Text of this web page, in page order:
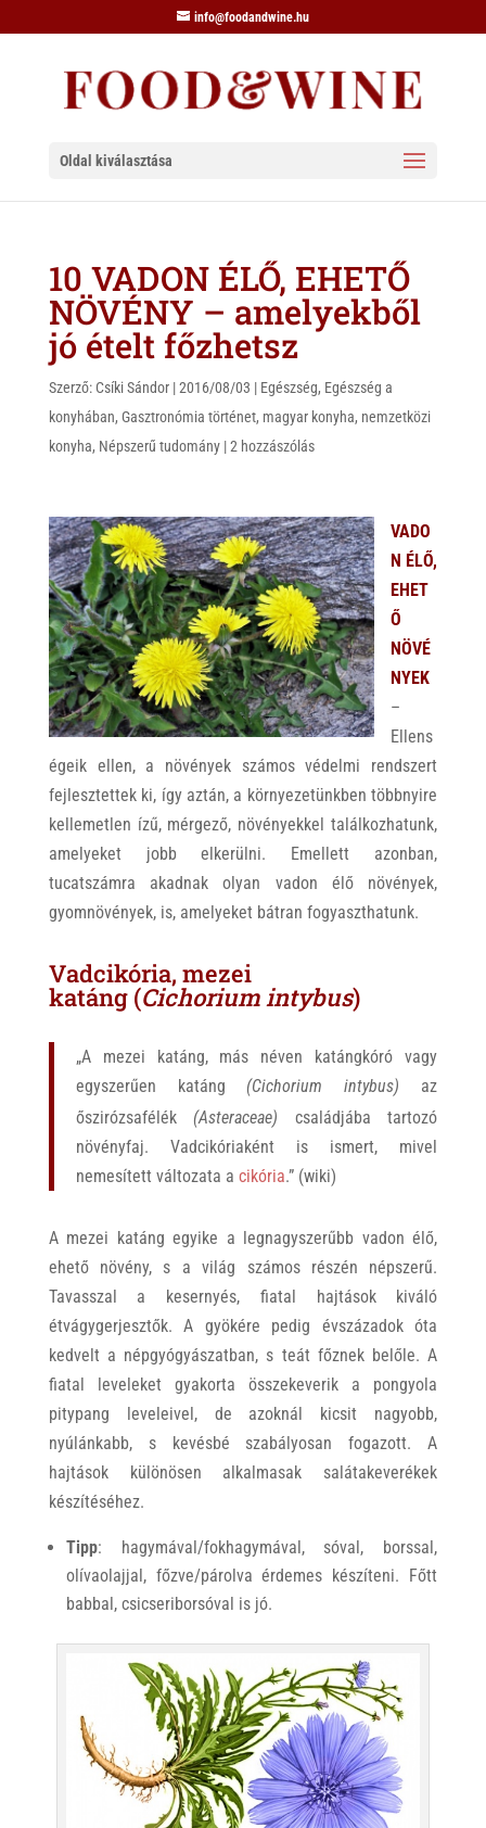
info@foodandwine.hu
Oldal kiválasztása
10 VADON ÉLŐ, EHETŐ
NÖVÉNY – amelyekből
jó ételt főzhetsz
Szerző: Csíki Sándor|2016/08/03 | Egészség, Egészség a
konyhában, Gasztronómia történet, magyar konyha, nemzetközi
konyha, Népszerű tudomány|2 hozzászólás
VADO
N ÉLŐ,
EHET
Ő
NÖVÉ
NYEK
–
Ellens
égeik ellen, a növények számos védelmi rendszert
fejlesztettek ki, így aztán, a környezetünkben többnyire
kellemetlen ízű, mérgező, növényekkel találkozhatunk,
amelyeket jobb elkerülni. Emellett azonban,
tucatszámra akadnak olyan vadon élő növények,
gyomnövények, is, amelyeket bátran fogyaszthatunk.
Vadcikória, mezei
katáng (Cichorium intybus)
„A mezei katáng, más néven katángkóró vagy
egyszerűen katáng
(Cichorium intybus) az
őszirózsafélék (Asteraceae) családjába tartozó
növényfaj. Vadcikóriaként is ismert, mivel
nemesített változata a cikória.” (wiki)
A mezei katáng egyike a legnagyszerűbb vadon élő,
ehető növény, s a világ számos részén népszerű.
Tavasszal a kesernyés, fiatal hajtások kiváló
étvágygerjesztők. A gyökére pedig évszázadok óta
kedvelt a népgyógyászatban, s teát főznek belőle. A
fiatal leveleket gyakorta összekeverik a pongyola
pitypang leveleivel, de azoknál kicsit nagyobb,
nyúlánkabb, s kevésbé szabályosan fogazott. A
hajtások különösen alkalmasak salátakeverékek
készítéséhez.
Tipp: hagymával/fokhagymával, sóval, borssal,
olívaolajjal, főzve/párolva érdemes készíteni. Főtt
babbal, csicseriborsóval is jó.